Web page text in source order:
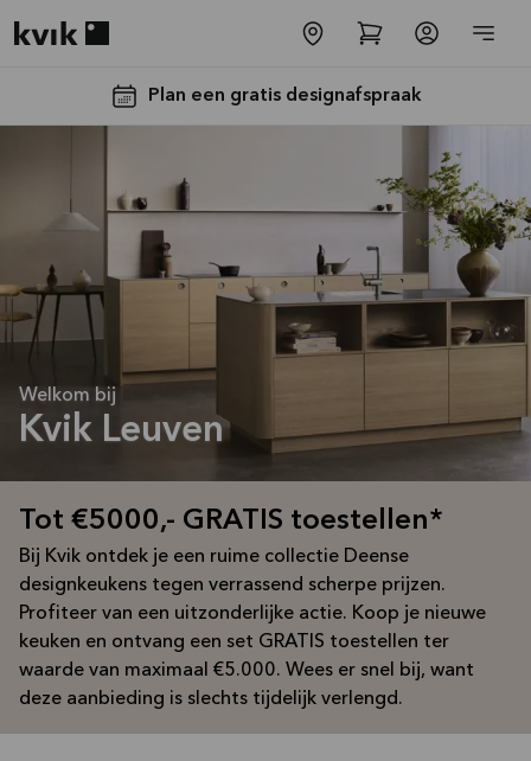
Plan een gratis designafspraak
Tot €5000,-
Bekijk
Welkom bij
Kvik Leuven
Tot €5000,- GRATIS toestellen*
Bij Kvik ontdek je een ruime collectie Deense
designkeukens tegen verrassend scherpe prijzen.
Profiteer van een uitzonderlijke actie. Koop je nieuwe
keuken en ontvang een set GRATIS toestellen ter
waarde van maximaal €5.000. Wees er snel bij, want
deze aanbieding is slechts tijdelijk verlengd.